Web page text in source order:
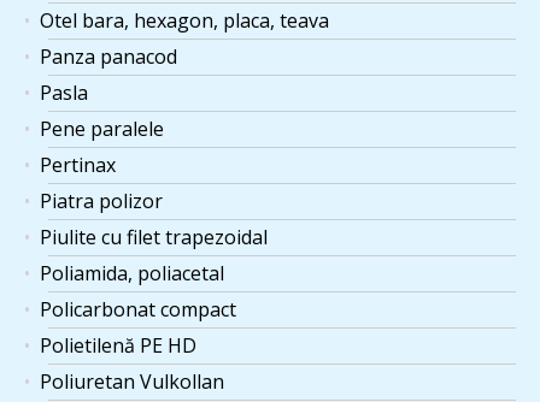
Otel bara, hexagon, placa, teava
Panza panacod
Pasla
Pene paralele
Pertinax
Piatra polizor
Piulite cu filet trapezoidal
Poliamida, poliacetal
Policarbonat compact
Polietilenă PE HD
Poliuretan Vulkollan